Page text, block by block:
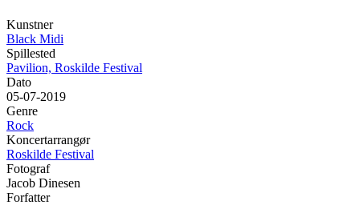
Kunstner
Black Midi
Spillested
Pavilion, Roskilde Festival
Dato
05-07-2019
Genre
Rock
Koncertarrangør
Roskilde Festival
Fotograf
Jacob Dinesen
Forfatter